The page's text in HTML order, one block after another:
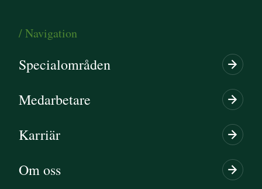
/ Navigation
Specialområden
Medarbetare
Karriär
Om oss